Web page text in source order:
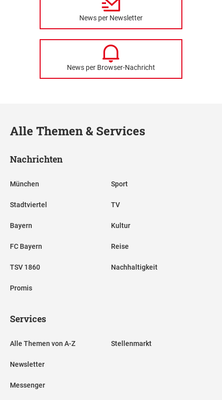
News per Newsletter
News per Browser-Nachricht
Alle Themen & Services
Nachrichten
München
Stadtviertel
Bayern
FC Bayern
TSV 1860
Promis
Sport
TV
Kultur
Reise
Nachhaltigkeit
Services
Alle Themen von A-Z
Newsletter
Messenger
Stellenmarkt